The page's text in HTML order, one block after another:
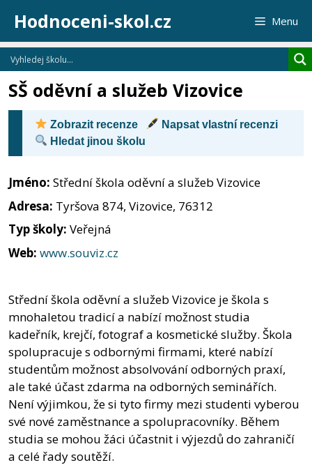
obsah
Hodnoceni-skol.cz Menu
SŠ oděvní a služeb Vizovice
Zobrazit recenze
Napsat vlastní recenzi
Hledat jinou školu
Jméno: Střední škola oděvní a služeb Vizovice
Adresa: Tyršova 874, Vizovice, 76312
Typ školy: Veřejná
Web: www.souviz.cz
Střední škola oděvní a služeb Vizovice je škola s
mnohaletou tradicí a nabízí možnost studia
kadeřník, krejčí, fotograf a kosmetické služby. Škola
spolupracuje s odbornými firmami, které nabízí
studentům možnost absolvování odborných praxí,
ale také účast zdarma na odborných seminářích.
Není výjimkou, že si tyto firmy mezi studenti vyberou
své nové zaměstnance a spolupracovníky. Během
studia se mohou žáci účastnit i výjezdů do zahraničí
a celé řady soutěží.